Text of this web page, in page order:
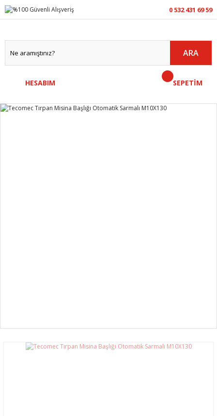
0 532 431 69 59
ARA
HESABIM SEPETİM